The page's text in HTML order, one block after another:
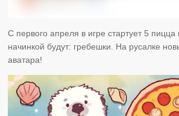
С первого апреля в игре стартует 5 пицца
начинкой будут: гребешки. На русалке
аватара!